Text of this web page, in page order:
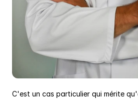
C'est un cas particulier qui mérite